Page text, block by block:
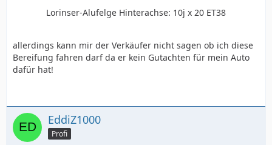
Lorinser-Alufelge Hinterachse: 10j x 20 ET38
allerdings kann mir der Verkäufer nicht sagen ob ich diese
Bereifung fahren darf da er kein Gutachten für mein Auto
dafür hat!
EddiZ1000
Profi